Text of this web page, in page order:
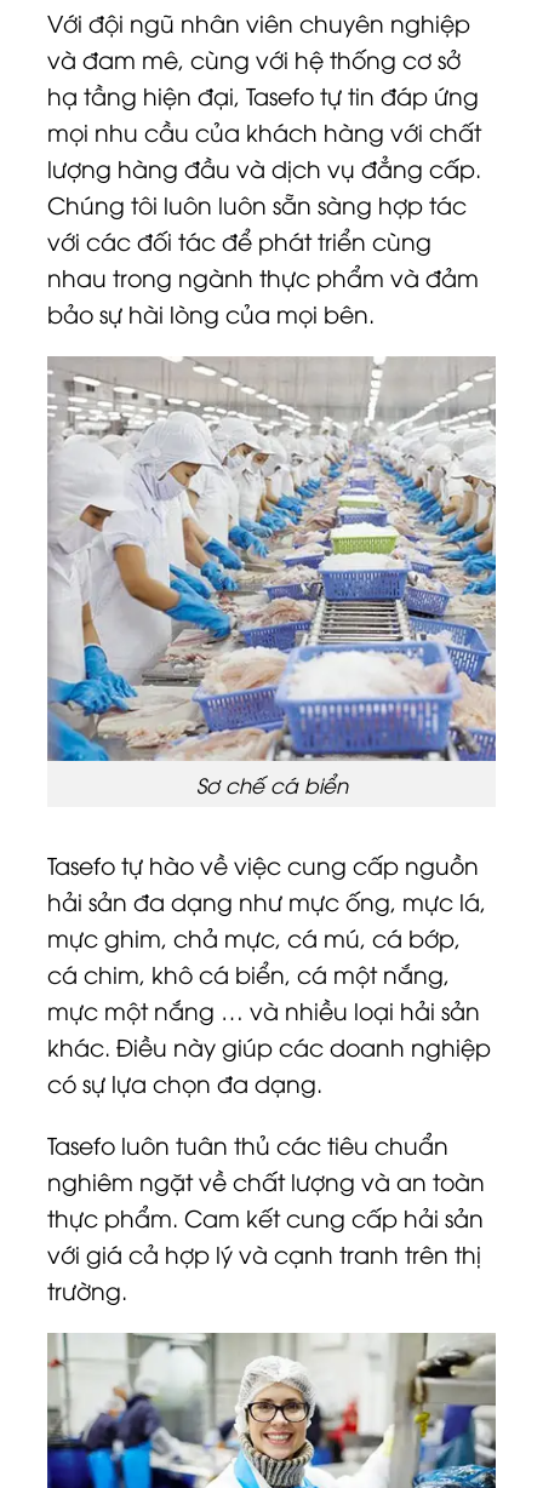
Với đội ngũ nhân viên chuyên nghiệp
và đam mê, cùng với hệ thống cơ sở
hạ tầng hiện đại, Tasefo tự tin đáp ứng
mọi nhu cầu của khách hàng với chất
lượng hàng đầu và dịch vụ đẳng cấp.
Chúng tôi luôn luôn sẵn sàng hợp tác
với các đối tác để phát triển cùng
nhau trong ngành thực phẩm và đảm
bảo sự hài lòng của mọi bên.
Sơ chế cá biển
Tasefo tự hào về việc cung cấp nguồn
hải sản đa dạng như mực ống, mực lá,
mực ghim, chả mực, cá mú, cá bớp,
cá chim, khô cá biển, cá một nắng,
mực một nắng … và nhiều loại hải sản
khác. Điều này giúp các doanh nghiệp
có sự lựa chọn đa dạng.
Tasefo luôn tuân thủ các tiêu chuẩn
nghiêm ngặt về chất lượng và an toàn
thực phẩm. Cam kết cung cấp hải sản
với giá cả hợp lý và cạnh tranh trên thị
trường.